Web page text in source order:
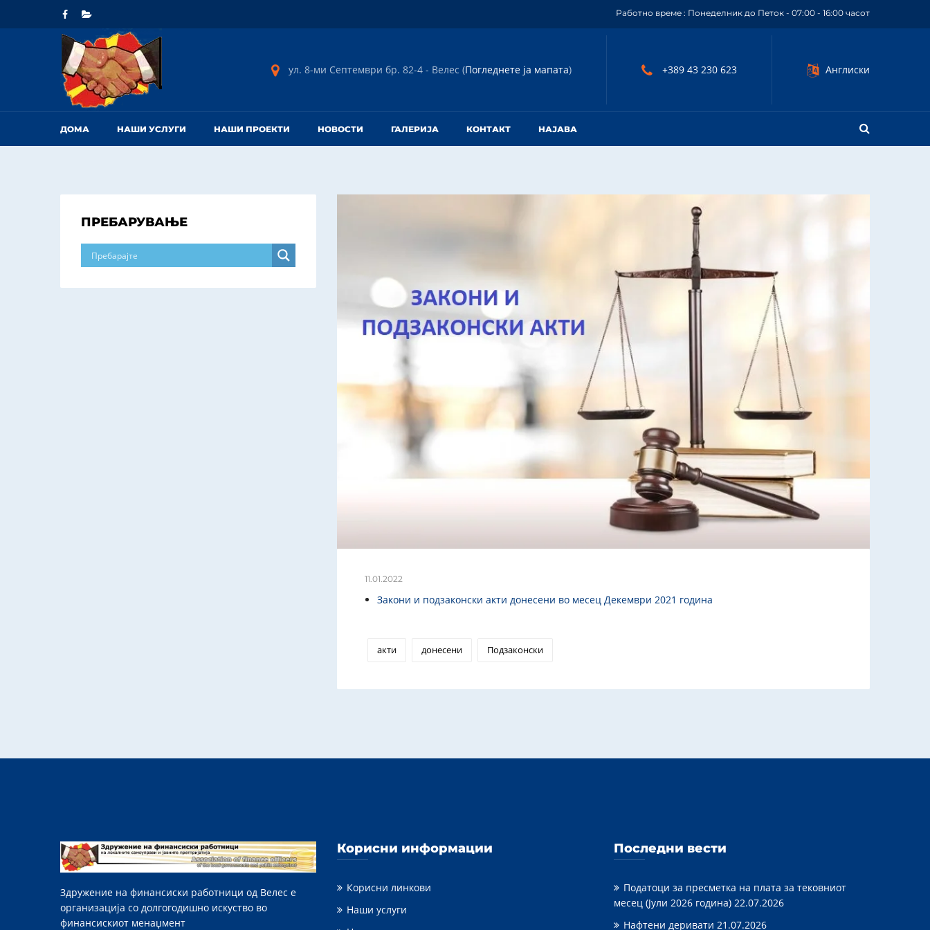
Работно време : Понеделник до Петок - 07:00 - 16:00 часот
ул. 8-ми Септември бр. 82-4 - Велес (Погледнете ја мапата) +389 43 230 623 Англиски
ДОМА НАШИ УСЛУГИ НАШИ ПРОЕКТИ НОВОСТИ ГАЛЕРИЈА КОНТАКТ НАЈАВА
11.01.2022
Закони и подзаконски акти донесени во месец Декември 2021 година
акти донесени Подзаконски
ПРЕБАРУВАЊЕ
Здружение на финансиски работници од Велес е
организација со долгогодишно искуство во
финансискиот менаџмент
Корисни информации
Корисни линкови
Наши услуги
Последни вести
Податоци за пресметка на плата за тековниот
месец (Јули 2026 година) 22.07.2026
Нафтени деривати 21.07.2026